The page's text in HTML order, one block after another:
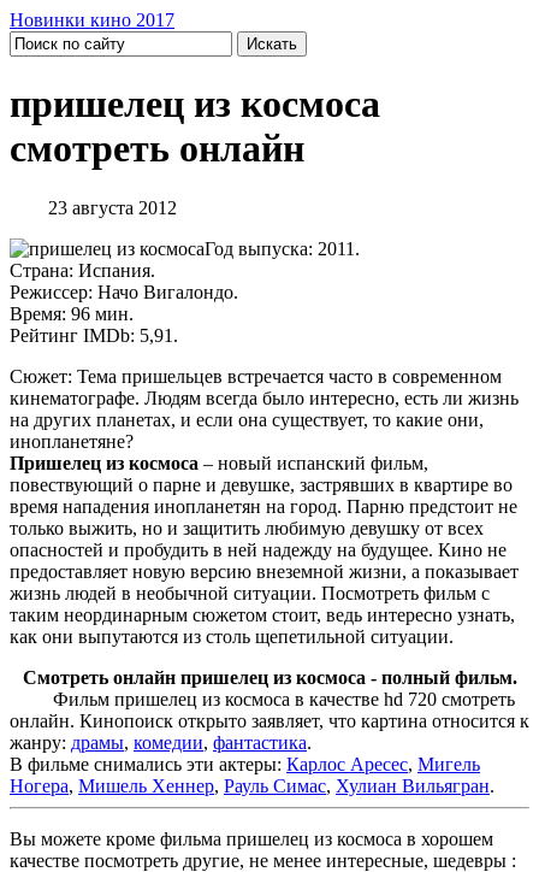
Новинки кино 2017
пришелец из космоса
смотреть онлайн
23 августа 2012
Год выпуска: 2011.
Страна: Испания.
Режиссер: Начо Вигалондо.
Время: 96 мин.
Рейтинг IMDb: 5,91.
Сюжет: Тема пришельцев встречается часто в современном
кинематографе. Людям всегда было интересно, есть ли жизнь
на других планетах, и если она существует, то какие они,
инопланетяне?
Пришелец из космоса – новый испанский фильм,
повествующий о парне и девушке, застрявших в квартире во
время нападения инопланетян на город. Парню предстоит не
только выжить, но и защитить любимую девушку от всех
опасностей и пробудить в ней надежду на будущее. Кино не
предоставляет новую версию внеземной жизни, а показывает
жизнь людей в необычной ситуации. Посмотреть фильм с
таким неординарным сюжетом стоит, ведь интересно узнать,
как они выпутаются из столь щепетильной ситуации.
Смотреть онлайн пришелец из космоса - полный фильм.
Фильм пришелец из космоса в качестве hd 720 смотреть
онлайн. Кинопоиск открыто заявляет, что картина относится к
жанру: драмы, комедии, фантастика.
В фильме снимались эти актеры: Карлос Аресес, Мигель
Ногера, Мишель Хеннер, Рауль Симас, Хулиан Вильягран.
Вы можете кроме фильма пришелец из космоса в хорошем
качестве посмотреть другие, не менее интересные, шедевры :